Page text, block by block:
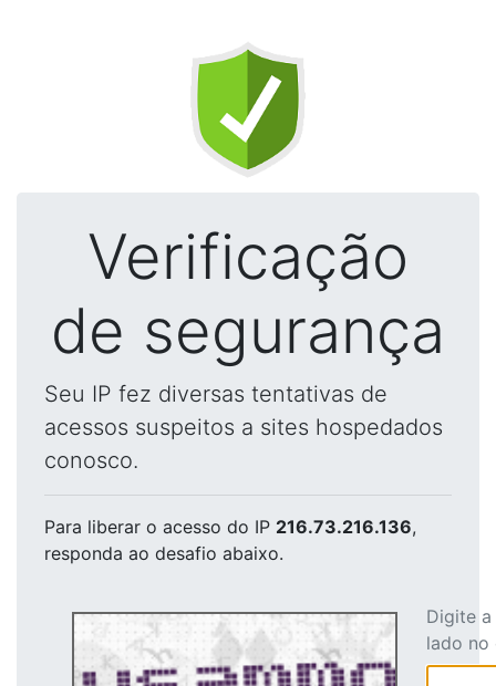
Verificação
de segurança
Seu IP fez diversas tentativas de
acessos suspeitos a sites hospedados
conosco.
Para liberar o acesso do IP 216.73.216.136,
responda ao desafio abaixo.
Digite
lado no